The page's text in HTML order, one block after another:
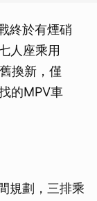
終於有煙硝
人座乘用
換新，僅
的MPV車
規劃，三排乘